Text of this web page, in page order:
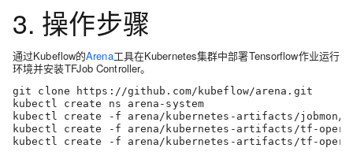
3. 操作步骤
通过Kubeflow的Arena工具在Kubernetes集群中部署Tensorflow作业运行
环境并安装TFJob Controller。
git clone https://github.com/kubeflow/arena.git
kubectl create ns arena-system
kubectl create -f arena/kubernetes-artifacts/jobmon/
kubectl create -f arena/kubernetes-artifacts/tf-
kubectl create -f arena/kubernetes-artifacts/tf-